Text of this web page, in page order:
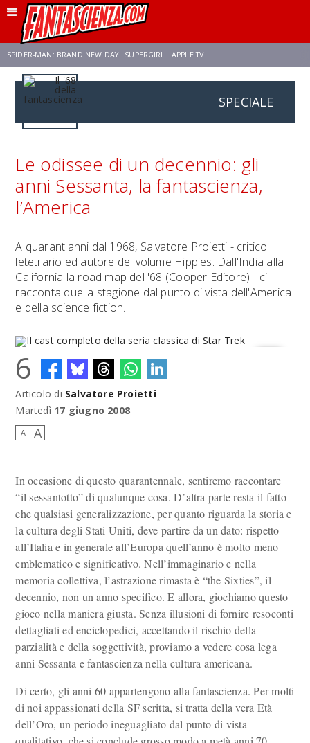
SPIDER-MAN: BRAND NEW DAY SUPERGIRL APPLE TV+
FRANCO RICCIARDIELLO AVENGERS: DOOMSDAY
SPECIALE
Le odissee di un decennio: gli
anni Sessanta, la fantascienza,
l’America
A quarant'anni dal 1968, Salvatore Proietti - critico
letetrario ed autore del volume Hippies. Dall'India alla
California la road map del '68 (Cooper Editore) - ci
racconta quella stagione dal punto di vista dell'America
e della science fiction.
Il cast completo della seria classica di Star Trek
6
Articolo di Salvatore Proietti
Martedì 17 giugno 2008
A A
In occasione di questo quarantennale, sentiremo raccontare
“il sessantotto” di qualunque cosa. D’altra parte resta il fatto
che qualsiasi generalizzazione, per quanto riguarda la storia e
la cultura degli Stati Uniti, deve partire da un dato: rispetto
all’Italia e in generale all’Europa quell’anno è molto meno
emblematico e significativo. Nell’immaginario e nella
memoria collettiva, l’astrazione rimasta è “the Sixties”, il
decennio, non un anno specifico. E allora, giochiamo questo
gioco nella maniera giusta. Senza illusioni di fornire resoconti
dettagliati ed enciclopedici, accettando il rischio della
parzialità e della soggettività, proviamo a vedere cosa lega
anni Sessanta e fantascienza nella cultura americana.
Di certo, gli anni 60 appartengono alla fantascienza. Per molti
di noi appassionati della SF scritta, si tratta della vera Età
dell’Oro, un periodo ineguagliato dal punto di vista